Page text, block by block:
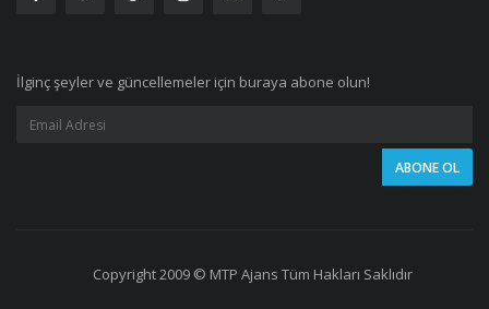
İlginç şeyler ve güncellemeler için buraya abone olun!
Copyright 2009 © MTP Ajans Tüm Hakları Saklıdır